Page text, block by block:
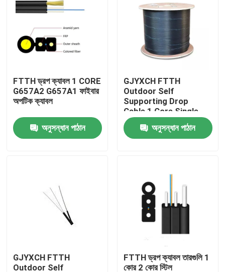
পণ্য
আমাদের সম্পর্কে
কারখানা ভ্রমণ
মান নিয়ন্ত্রণ
যোগাযোগ করুন
বহিরঙ্গন ফাইবার অপটিক কেবল
ফাইবার অপটিক তারের
FTTH ড্রপ ক্যাবল 1 CORE
G657A2 G657A1 ফাইবার
অপটিক ক্যাবল
অনুসন্ধান পাঠান
GJYXCH FTTH
Outdoor Self
Supporting Drop
Cable 1 Core Single
Mode Figure 8 Fiber
Optic Cableঅনুসন্ধান পাঠান
GJYXCH FTTH
Outdoor Self
FTTH ড্রপ ক্যাবল তারগুলি 1
কোর 2 কোর স্টিল